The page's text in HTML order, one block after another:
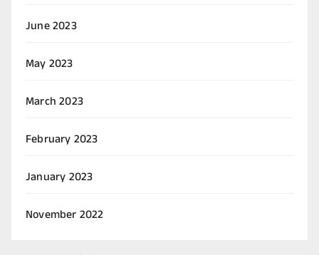
June 2023
May 2023
March 2023
February 2023
January 2023
November 2022